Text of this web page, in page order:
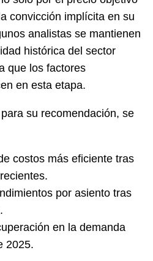
convicción implícita en su
analistas se mantienen
histórica del sector
que los factores
en esta etapa.
su recomendación, se
costos más eficiente tras
por asiento tras
en la demanda
2025.